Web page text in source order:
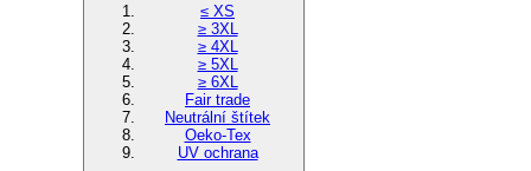
≤ XS
≥ 3XL
≥ 4XL
≥ 5XL
≥ 6XL
Fair trade
Neutrální štítek
Oeko-Tex
UV ochrana